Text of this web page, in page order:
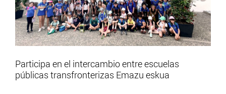
Participa en el intercambio entre escuelas
públicas transfronterizas Emazu eskua